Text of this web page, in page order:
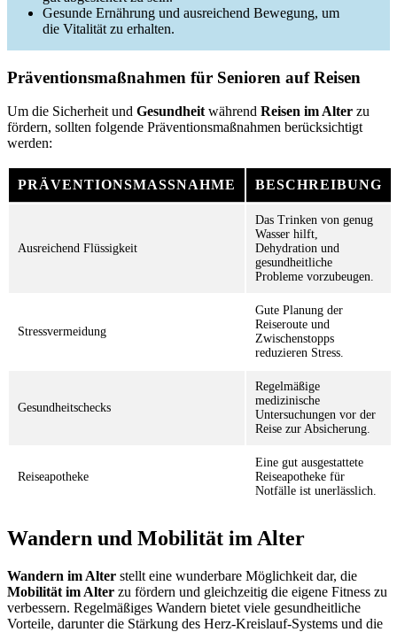
Gesunde Ernährung und ausreichend Bewegung, um
die Vitalität zu erhalten.
Präventionsmaßnahmen für Senioren auf Reisen
Um die Sicherheit und Gesundheit während Reisen im Alter zu
fördern, sollten folgende Präventionsmaßnahmen berücksichtigt
werden:
PRÄVENTIONSMASSNAHME BESCHREIBUNG
Ausreichend Flüssigkeit
Das Trinken von genug
Wasser hilft,
Dehydration und
gesundheitliche
Probleme vorzubeugen.
Stressvermeidung
Gute Planung der
Reiseroute und
Zwischenstopps
reduzieren Stress.
Gesundheitschecks
Regelmäßige
medizinische
Untersuchungen vor der
Reise zur Absicherung.
Reiseapotheke
Eine gut ausgestattete
Reiseapotheke für
Notfälle ist unerlässlich.
Wandern und Mobilität im Alter
Wandern im Alter stellt eine wunderbare Möglichkeit dar, die
Mobilität im Alter zu fördern und gleichzeitig die eigene Fitness zu
verbessern. Regelmäßiges Wandern bietet viele gesundheitliche
Vorteile, darunter die Stärkung des Herz-Kreislauf-Systems und die